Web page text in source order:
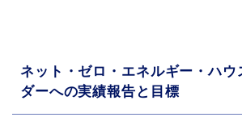
ネット・ゼロ・エネルギー・ハウ
ダーへの実績報告と目標